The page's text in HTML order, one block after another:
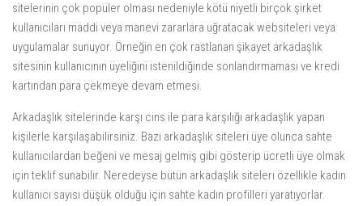
sitelerinin çok popüler olması nedeniyle kötü niyetli birçok şirket
kullanıcıları maddi veya manevi zararlara uğratacak websiteleri veya
uygulamalar sunuyor. Örneğin en çok rastlanan şikayet arkadaşlık
sitesinin kullanıcının üyeliğini istenildiğinde sonlandırmaması ve kredi
kartından para çekmeye devam etmesi.
Arkadaşlık sitelerinde karşı cins ile para karşılığı arkadaşlık yapan
kişilerle karşılaşabilirsiniz. Bazı arkadaşlık siteleri üye olunca sahte
kullanıcılardan beğeni ve mesaj gelmiş gibi gösterip ücretli üye olmak
için teklif sunabilir. Neredeyse bütün arkadaşlık siteleri özellikle kadın
kullanıcı sayısı düşük olduğu için sahte kadın profilleri yaratıyorlar.